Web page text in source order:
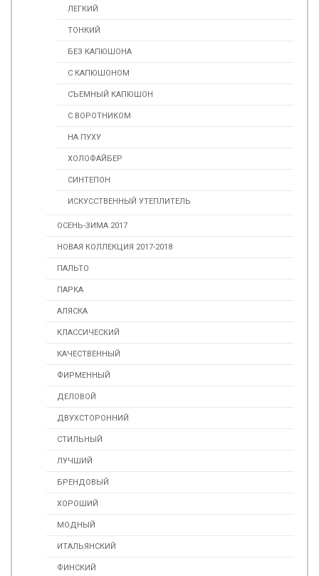
ЛЕГКИЙ
ТОНКИЙ
БЕЗ КАПЮШОНА
С КАПЮШОНОМ
СЪЕМНЫЙ КАПЮШОН
С ВОРОТНИКОМ
НА ПУХУ
ХОЛОФАЙБЕР
СИНТЕПОН
ИСКУССТВЕННЫЙ УТЕПЛИТЕЛЬ
ОСЕНЬ-ЗИМА 2017
НОВАЯ КОЛЛЕКЦИЯ 2017-2018
ПАЛЬТО
ПАРКА
АЛЯСКА
КЛАССИЧЕСКИЙ
КАЧЕСТВЕННЫЙ
ФИРМЕННЫЙ
ДЕЛОВОЙ
ДВУХСТОРОННИЙ
СТИЛЬНЫЙ
ЛУЧШИЙ
БРЕНДОВЫЙ
ХОРОШИЙ
МОДНЫЙ
ИТАЛЬЯНСКИЙ
ФИНСКИЙ